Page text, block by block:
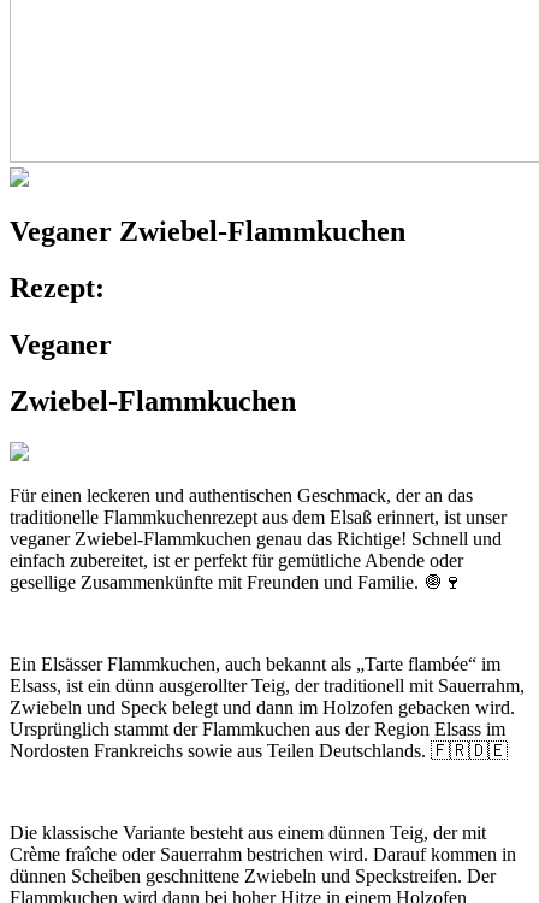
Veganer Zwiebel-Flammkuchen
Rezept:
Veganer
Zwiebel-Flammkuchen
Für einen leckeren und authentischen Geschmack, der an das
traditionelle Flammkuchenrezept aus dem Elsaß erinnert, ist unser
veganer Zwiebel-Flammkuchen genau das Richtige! Schnell und
einfach zubereitet, ist er perfekt für gemütliche Abende oder
gesellige Zusammenkünfte mit Freunden und Familie. 🧅🍷
Ein Elsässer Flammkuchen, auch bekannt als „Tarte flambée“ im
Elsass, ist ein dünn ausgerollter Teig, der traditionell mit Sauerrahm,
Zwiebeln und Speck belegt und dann im Holzofen gebacken wird.
Ursprünglich stammt der Flammkuchen aus der Region Elsass im
Nordosten Frankreichs sowie aus Teilen Deutschlands. 🇫🇷🇩🇪
Die klassische Variante besteht aus einem dünnen Teig, der mit
Crème fraîche oder Sauerrahm bestrichen wird. Darauf kommen in
dünnen Scheiben geschnittene Zwiebeln und Speckstreifen. Der
Flammkuchen wird dann bei hoher Hitze in einem Holzofen